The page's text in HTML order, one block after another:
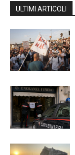
ULTIMI ARTICOLI